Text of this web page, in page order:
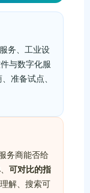
务、工业设
与数字化服
准备试点、
务商能否给
可对比的指
解、搜索可